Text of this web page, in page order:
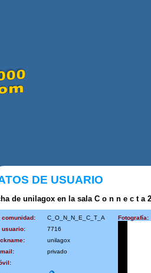
DE USUARIO
de unilagox en la sala C o n n e c t a
comunidad: C_O_N_N_E_C_T_A
Fotografía:
usuario:
7716
unilagox
privado